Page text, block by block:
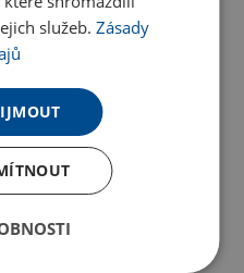
služeb.Zásady